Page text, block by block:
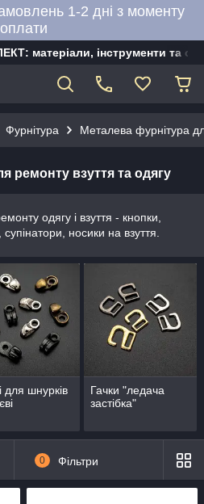
1-2 дні з моменту
оплати
матеріали, інструменти та
Фурнітура Металева фурнітура
ремонту взуття та одягу
одягу і взуття - кнопки,
носики на взуття.
для шнурків
Гачки "ледача
застібка"
0 Фільтри